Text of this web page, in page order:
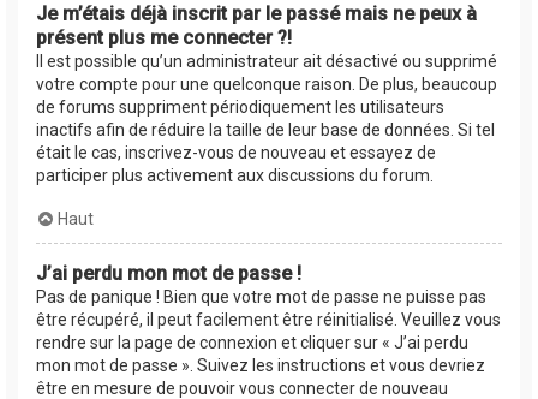
Je m’étais déjà inscrit par le passé mais ne peux à
présent plus me connecter ?!
Il est possible qu’un administrateur ait désactivé ou supprimé
votre compte pour une quelconque raison. De plus, beaucoup
de forums suppriment périodiquement les utilisateurs
inactifs afin de réduire la taille de leur base de données. Si tel
était le cas, inscrivez-vous de nouveau et essayez de
participer plus activement aux discussions du forum.
Haut
J’ai perdu mon mot de passe !
Pas de panique ! Bien que votre mot de passe ne puisse pas
être récupéré, il peut facilement être réinitialisé. Veuillez vous
rendre sur la page de connexion et cliquer sur « J’ai perdu
mon mot de passe ». Suivez les instructions et vous devriez
être en mesure de pouvoir vous connecter de nouveau